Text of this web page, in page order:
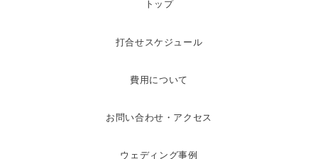
トップ
打合せスケジュール
費用について
お問い合わせ・アクセス
ウェディング事例